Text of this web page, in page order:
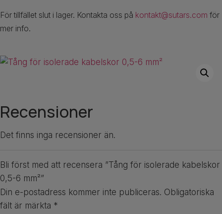
För tillfället slut i lager. Kontakta oss på kontakt@sutars.com för
mer info.
Recensioner
Det finns inga recensioner än.
Bli först med att recensera ”Tång för isolerade kabelskor
0,5-6 mm²”
Din e-postadress kommer inte publiceras. Obligatoriska
fält är märkta *